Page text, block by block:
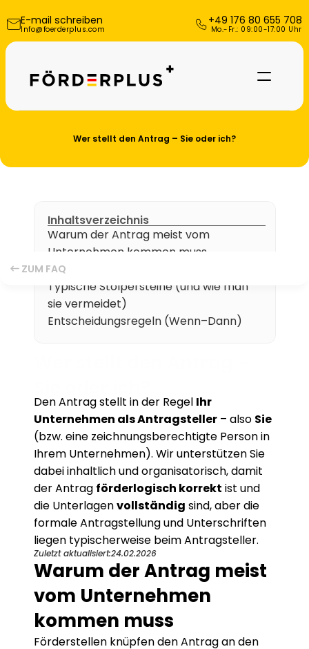
E-mail schreiben
Info@foerderplus.com
+49 176 80 655 708
Mo.-Fr.: 09:00-17:00 Uhr
Über uns
Mehr erfahren
Referenzen
Über uns
Karriere
Wer stellt den Antrag – Sie oder ich?
Inhaltsverzeichnis
Warum der Antrag meist vom
Unternehmen kommen muss
Unsere Rolle im Prozess (typisch)
Typische Stolpersteine (und wie man
sie vermeidet)
Entscheidungsregeln (Wenn–Dann)
Den Antrag stellt in der Regel Ihr
Unternehmen als Antragsteller – also Sie
(bzw. eine zeichnungsberechtigte Person in
Ihrem Unternehmen). Wir unterstützen Sie
dabei inhaltlich und organisatorisch, damit
der Antrag förderlogisch korrekt ist und
die Unterlagen vollständig sind, aber die
formale Antragstellung und Unterschriften
liegen typischerweise beim Antragsteller.
Zuletzt aktualisiert:24.02.2026
Warum der Antrag meist
vom Unternehmen
kommen muss
Förderstellen knüpfen den Antrag an den
ZUM FAQ